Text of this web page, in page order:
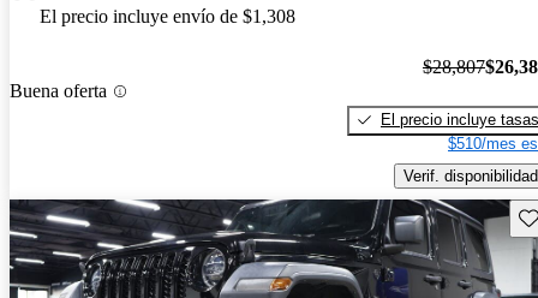
El precio incluye envío de $1,308
Buena oferta
$28,807
El precio incluye tasas
$510/mes
Verif. disponibilidad